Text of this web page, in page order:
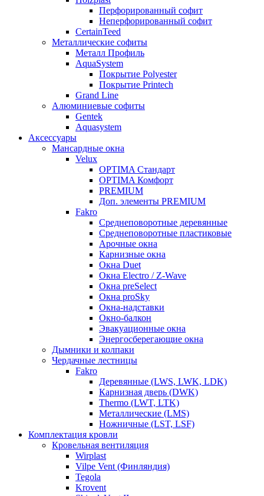
Перфорированный софит
Неперфорированный софит
CertainTeed
Металлические софиты
Металл Профиль
AquaSystem
Покрытие Polyester
Покрытие Printech
Grand Line
Алюминиевые софиты
Gentek
Aquasystem
Аксессуары
Мансардные окна
Velux
OPTIMA Стандарт
OPTIMA Комфорт
PREMIUM
Доп. элементы PREMIUM
Fakro
Cреднеповоротные деревянные
Cреднеповоротные пластиковые
Арочные окна
Карнизные окна
Окна Duet
Окна Electro / Z-Wave
Окна preSelect
Окна proSky
Окна-надставки
Окно-балкон
Эвакуационные окна
Энергосберегающие окна
Дымники и колпаки
Чердачные лестницы
Fakro
Деревянные (LWS, LWK, LDK)
Карнизная дверь (DWK)
Thermo (LWT, LTK)
Металлические (LMS)
Ножничные (LST, LSF)
Комплектация кровли
Кровельная вентиляция
Wirplast
Vilpe Vent (Финляндия)
Tegola
Krovent